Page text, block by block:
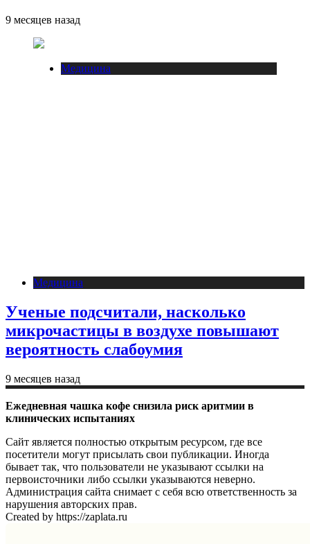
9 месяцев назад
Медицина
Медицина
Ученые подсчитали, насколько
микрочастицы в воздухе повышают
вероятность слабоумия
9 месяцев назад
Ежедневная чашка кофе снизила риск аритмии в
клинических испытаниях
Сайт является полностью открытым ресурсом, где все
посетители могут присылать свои публикации. Иногда
бывает так, что пользователи не указывают ссылки на
первоисточники либо ссылки указываются неверно.
Администрация сайта снимает с себя всю ответственность за
нарушения авторских прав.
Created by https://zaplata.ru